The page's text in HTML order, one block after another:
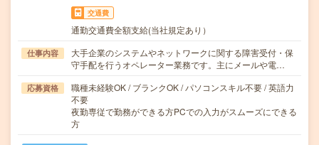
交通費
通勤交通費全額支給(当社規定あり）
仕事内容
大手企業のシステムやネットワークに関する障害受付・保
守手配を行うオペレーター業務です。主にメールや電…
応募資格
職種未経験OK / ブランクOK / パソコンスキル不要 / 英語力
不要
夜勤専従で勤務ができる方PCでの入力がスムーズにできる
方